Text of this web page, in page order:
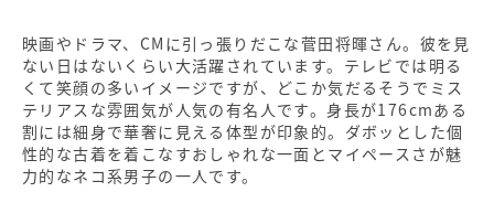
映画やドラマ、CMに引っ張りだこな菅田将暉さん。彼を見
ない日はないくらい大活躍されています。テレビでは明る
くて笑顔の多いイメージですが、どこか気だるそうでミス
テリアスな雰囲気が人気の有名人です。身長が176cmある
割には細身で華奢に見える体型が印象的。ダボッとした個
性的な古着を着こなすおしゃれな一面とマイペースさが魅
力的なネコ系男子の一人です。